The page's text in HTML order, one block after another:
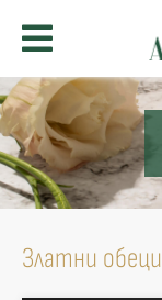
Златни обеци